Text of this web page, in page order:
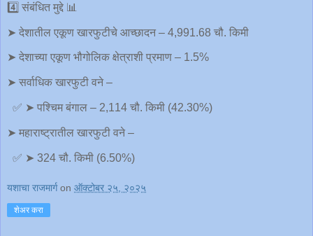
4️⃣ संबंधित मुद्दे 📊
➤ देशातील एकूण खारफुटीचे आच्छादन – 4,991.68 चौ. किमी
➤ देशाच्या एकूण भौगोलिक क्षेत्राशी प्रमाण – 1.5%
➤ सर्वाधिक खारफुटी वने –
✅️ ➤ पश्चिम बंगाल – 2,114 चौ. किमी (42.30%)
➤ महाराष्ट्रातील खारफुटी वने –
✅️ ➤ 324 चौ. किमी (6.50%)
यशाचा राजमार्ग on ऑक्टोबर २५, २०२५
शेअर करा